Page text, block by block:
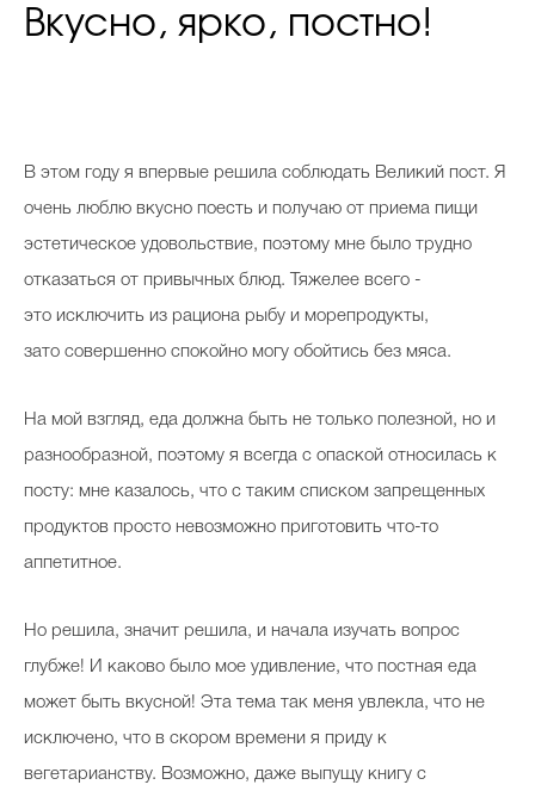
Вкусно, ярко, постно!
В этом году я впервые решила соблюдать Великий пост. Я
очень люблю вкусно поесть и получаю от приема пищи
эстетическое удовольствие, поэтому мне было трудно
отказаться от привычных блюд. Тяжелее всего -
это исключить из рациона рыбу и морепродукты,
зато совершенно спокойно могу обойтись без мяса.
На мой взгляд, еда должна быть не только полезной, но и
разнообразной, поэтому я всегда с опаской относилась к
посту: мне казалось, что с таким списком запрещенных
продуктов просто невозможно приготовить что-то
аппетитное.
Но решила, значит решила, и начала изучать вопрос
глубже! И каково было мое удивление, что постная еда
может быть вкусной! Эта тема так меня увлекла, что не
исключено, что в скором времени я приду к
вегетарианству. Возможно, даже выпущу книгу с